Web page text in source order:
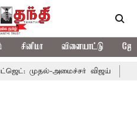
சினிமா விளையாட்டு
அமைச்சர் விஜய் தமிழக